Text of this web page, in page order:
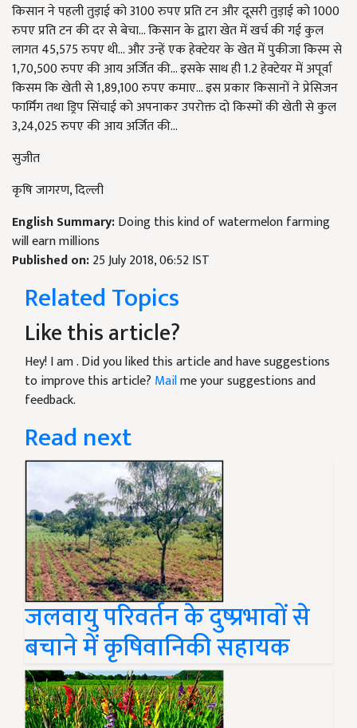
किसान ने पहली तुड़ाई को 3100 रुपए प्रति टन और दूसरी तुड़ाई को 1000
रुपए प्रति टन की दर से बेचा... किसान के द्वारा खेत में खर्च की गई कुल
लागत 45,575 रुपए थी... और उन्हें एक हेक्टेयर के खेत में पुकीजा किस्म से
1,70,500 रुपए की आय अर्जित की... इसके साथ ही 1.2 हेक्टेयर में अपूर्वा
किसम कि खेती से 1,89,100 रुपए कमाए... इस प्रकार किसानों ने प्रेसिजन
फार्मिंग तथा ड्रिप सिंचाई को अपनाकर उपरोक्त दो किस्मों की खेती से कुल
3,24,025 रुपए की आय अर्जित की...
सुजीत
कृषि जागरण, दिल्ली
English Summary:Doing this kind of watermelon farming
will earn millions
Published on:25 July 2018, 06:52 IST
Related Topics
Like this article?
Hey! I am. Did you liked this article and have suggestions
to improve this article? Mailme your suggestions and
feedback.
Read next
जलवायु परिवर्तन के दुष्प्रभावों से
बचाने में कृषिवानिकी सहायक